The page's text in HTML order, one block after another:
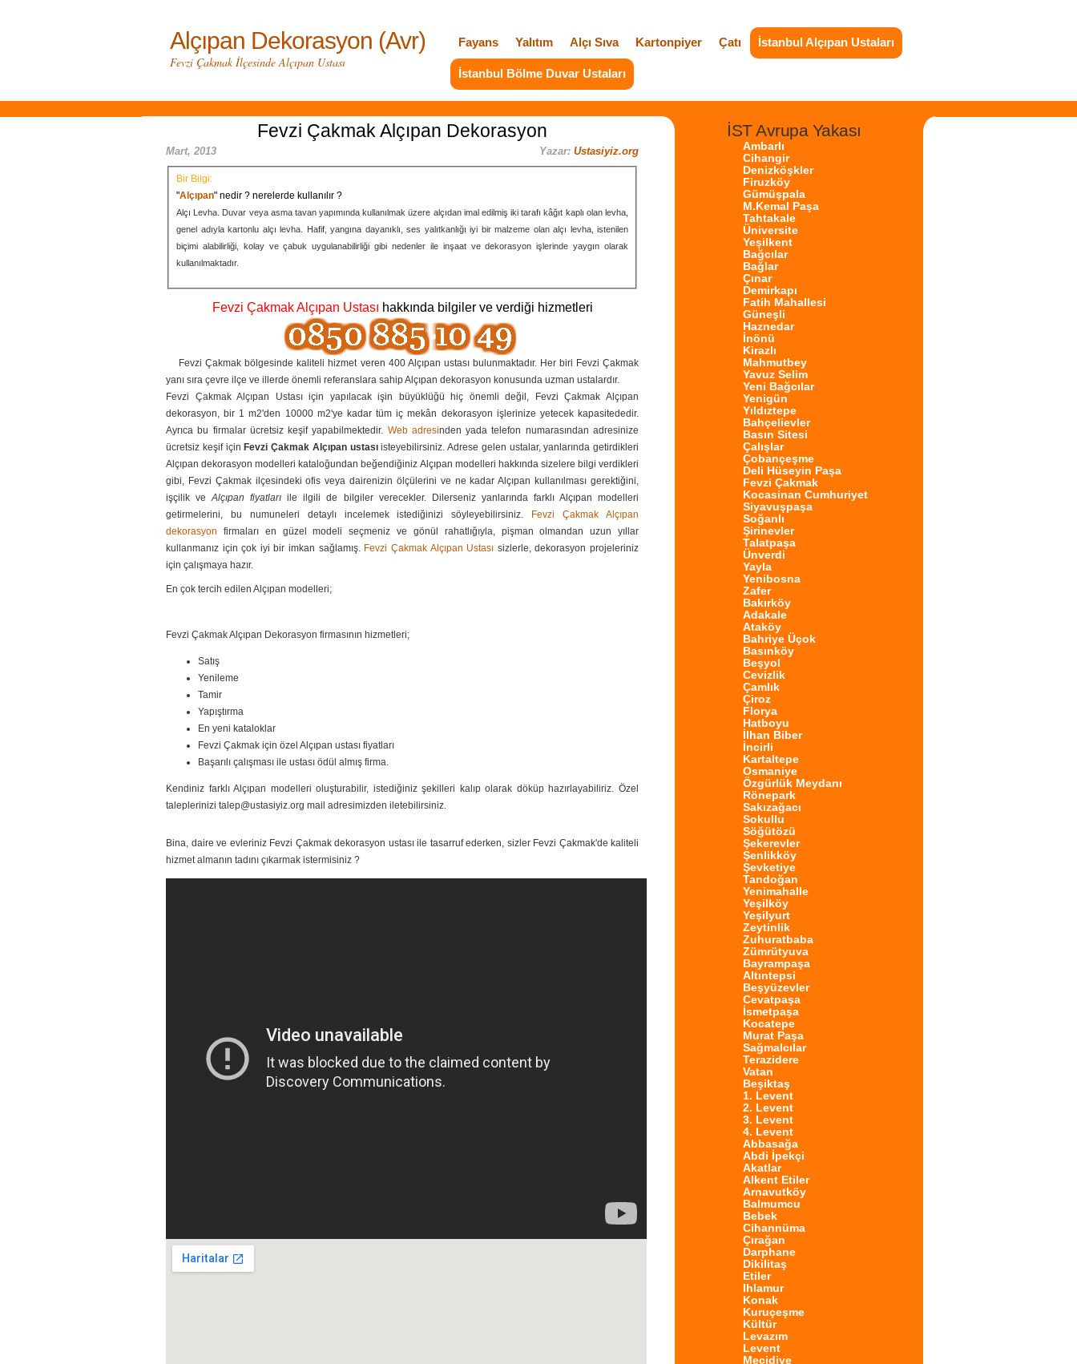
Alçıpan Dekorasyon (Avr)
Fevzi Çakmak İlçesinde Alçıpan Ustası
Fayans Yalıtım Alçı Sıva Kartonpiyer Çatı İstanbul Alçıpan Ustaları
İstanbul Bölme Duvar Ustaları
Fevzi Çakmak Alçıpan Dekorasyon
Mart, 2013 Yazar: Ustasiyiz.org
Bir Bilgi:
"Alçıpan" nedir ? nerelerde kullanılır ?
Alçı Levha. Duvar veya asma tavan yapımında kullanılmak üzere alçıdan imal edilmiş iki tarafı kâğıt kaplı olan levha,
genel adıyla kartonlu alçı levha. Hafif, yangına dayanıklı, ses yalıtkanlığı iyi bir malzeme olan alçı levha, istenilen
biçimi alabilirliği, kolay ve çabuk uygulanabilirliği gibi nedenler ile inşaat ve dekorasyon işlerinde yaygın olarak
kullanılmaktadır.
Fevzi Çakmak Alçıpan Ustası hakkında bilgiler ve verdiği hizmetleri
Fevzi Çakmak bölgesinde kaliteli hizmet veren 400 Alçıpan ustası bulunmaktadır. Her biri Fevzi Çakmak
yanı sıra çevre ilçe ve illerde önemli referanslara sahip Alçıpan dekorasyon konusunda uzman ustalardır.
Fevzi Çakmak Alçıpan Ustası için yapılacak işin büyüklüğü hiç önemli değil, Fevzi Çakmak Alçıpan
dekorasyon, bir 1 m2'den 10000 m2'ye kadar tüm iç mekân dekorasyon işlerinize yetecek kapasitededir.
Ayrıca bu firmalar ücretsiz keşif yapabilmektedir. Web adresinden yadatelefon numarasından adresinize
ücretsiz keşif içinFevzi Çakmak Alçıpan ustasıisteyebilirsiniz. Adrese gelen ustalar, yanlarında getirdikleri
Alçıpan dekorasyon modelleri kataloğundan beğendiğiniz Alçıpan modelleri hakkında sizelere bilgi verdikleri
gibi, Fevzi Çakmak ilçesindeki ofis veya dairenizin ölçülerini ve ne kadar Alçıpan kullanılması gerektiğini,
işçilik veAlçıpan fiyatları ile ilgili de bilgiler verecekler. Dilerseniz yanlarında farklı Alçıpan modelleri
getirmelerini, bu numuneleri detaylı incelemek istediğinizi söyleyebilirsiniz. Fevzi Çakmak Alçıpan
dekorasyon firmaları en güzel modeli seçmeniz ve gönül rahatlığıyla, pişman olmandan uzun yıllar
kullanmanız için çok iyi bir imkan sağlamış. Fevzi Çakmak Alçıpan Ustası sizlerle, dekorasyon projeleriniz
için çalışmaya hazır.
En çok tercih edilen Alçıpan modelleri;
Fevzi Çakmak Alçıpan Dekorasyon firmasının hizmetleri;
Satış
Yenileme
Tamir
Yapıştırma
En yeni kataloklar
Fevzi Çakmak için özel Alçıpan ustası fiyatları
Başarılı çalışması ile ustası ödül almış firma.
Kendiniz farklı Alçıpan modelleri oluşturabilir, istediğiniz şekilleri kalıp olarak döküp hazırlayabiliriz. Özel
taleplerinizi talep@ustasiyiz.org mail adresimizden iletebilirsiniz.
Bina, daire ve evleriniz Fevzi Çakmak dekorasyon ustası ile tasarruf ederken, sizler Fevzi Çakmak'de kaliteli
hizmet almanın tadını çıkarmak istermisiniz ?
İST Avrupa Yakası
Ambarlı
Cihangir
Denizköşkler
Firuzköy
Gümüşpala
M.Kemal Paşa
Tahtakale
Üniversite
Yeşilkent
Bağcılar
Bağlar
Çınar
Demirkapı
Fatih Mahallesi
Güneşli
Haznedar
İnönü
Kirazlı
Mahmutbey
Yavuz Selim
Yeni Bağcılar
Yenigün
Yıldıztepe
Bahçelievler
Basın Sitesi
Çalışlar
Çobançeşme
Deli Hüseyin Paşa
Fevzi Çakmak
Kocasinan Cumhuriyet
Siyavuşpaşa
Soğanlı
Şirinevler
Talatpaşa
Ünverdi
Yayla
Yenibosna
Zafer
Bakırköy
Adakale
Ataköy
Bahriye Üçok
Basınköy
Beşyol
Cevizlik
Çamlık
Çiroz
Florya
Hatboyu
İlhan Biber
İncirli
Kartaltepe
Osmaniye
Özgürlük Meydanı
Rönepark
Sakızağacı
Sokullu
Söğütözü
Şekerevler
Şenlikköy
Şevketiye
Tandoğan
Yenimahalle
Yeşilköy
Yeşilyurt
Zeytinlik
Zuhuratbaba
Zümrütyuva
Bayrampaşa
Altıntepsi
Beşyüzevler
Cevatpaşa
İsmetpaşa
Kocatepe
Murat Paşa
Sağmalcılar
Terazidere
Vatan
Beşiktaş
1. Levent
2. Levent
3. Levent
4. Levent
Abbasağa
Abdi İpekçi
Akatlar
Alkent Etiler
Arnavutköy
Balmumcu
Bebek
Cihannüma
Çırağan
Darphane
Dikilitaş
Etiler
Ihlamur
Konak
Kuruçeşme
Kültür
Levazım
Levent
Mecidiye